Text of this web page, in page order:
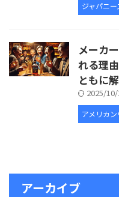
ジャパニ
メーカ
れる理
ともに
2025/10/
アメリカ
アーカイブ